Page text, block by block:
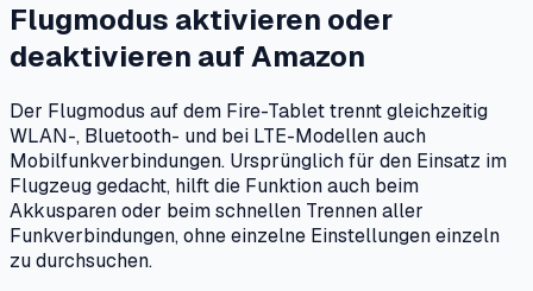
Flugmodus aktivieren oder
deaktivieren aufAmazon
Der Flugmodus auf dem Fire-Tablet trennt gleichzeitig
WLAN-, Bluetooth- und bei LTE-Modellen auch
Mobilfunkverbindungen. Ursprünglich für den Einsatz im
Flugzeug gedacht, hilft die Funktion auch beim
Akkusparen oder beim schnellen Trennen aller
Funkverbindungen, ohne einzelne Einstellungen einzeln
zu durchsuchen.